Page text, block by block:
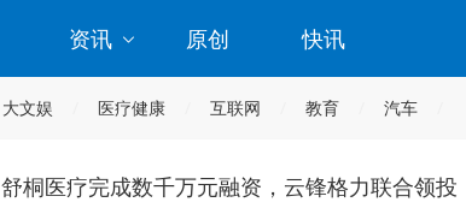
资讯 原创 快讯
大文娱 医疗健康 互联网 教育 汽车
舒桐医疗完成数千万元融资，云锋格力联合领投